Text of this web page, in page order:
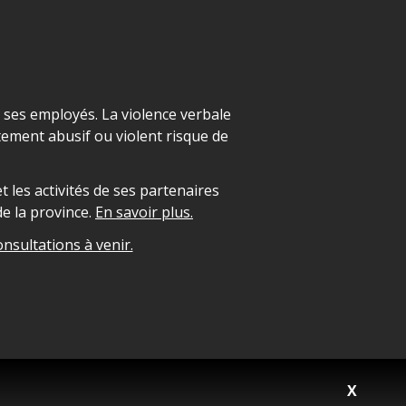
X
employés. La violence verbale
abusif ou violent risque de
les activités de ses partenaires
la province. En savoir plus.
à venir.